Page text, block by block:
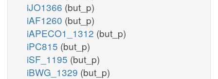
iJO1366 (but_p)
iAF1260 (but_p)
iAPECO1_1312 (but_p)
iPC815 (but_p)
iSF_1195 (but_p)
iBWG_1329 (but_p)